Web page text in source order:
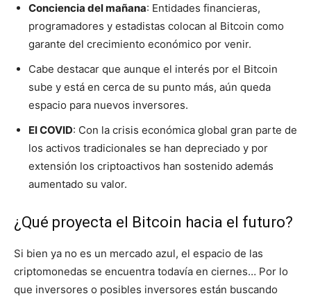
Conciencia del mañana: Entidades financieras,
programadores y estadistas colocan al Bitcoin como
garante del crecimiento económico por venir.
Cabe destacar que aunque el interés por el Bitcoin
sube y está en cerca de su punto más, aún queda
espacio para nuevos inversores.
El COVID: Con la crisis económica global gran parte de
los activos tradicionales se han depreciado y por
extensión los criptoactivos han sostenido además
aumentado su valor.
¿Qué proyecta el Bitcoin hacia el futuro?
Si bien ya no es un mercado azul, el espacio de las
criptomonedas se encuentra todavía en ciernes… Por lo
que inversores o posibles inversores están buscando